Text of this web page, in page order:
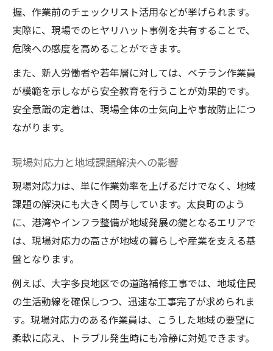
握、作業前のチェックリスト活用などが挙げられます。
実際に、現場でのヒヤリハット事例を共有することで、
危険への感度を高めることができます。
また、新人労働者や若年層に対しては、ベテラン作業員
が模範を示しながら安全教育を行うことが効果的です。
安全意識の定着は、現場全体の士気向上や事故防止につ
ながります。
現場対応力と地域課題解決への影響
現場対応力は、単に作業効率を上げるだけでなく、地域
課題の解決にも大きく関与しています。太良町のよう
に、港湾やインフラ整備が地域発展の鍵となるエリアで
は、現場対応力の高さが地域の暮らしや産業を支える基
盤となります。
例えば、大字多良地区での道路補修工事では、地域住民
の生活動線を確保しつつ、迅速な工事完了が求められま
す。現場対応力のある作業員は、こうした地域の要望に
柔軟に応え、トラブル発生時にも冷静に対処できます。